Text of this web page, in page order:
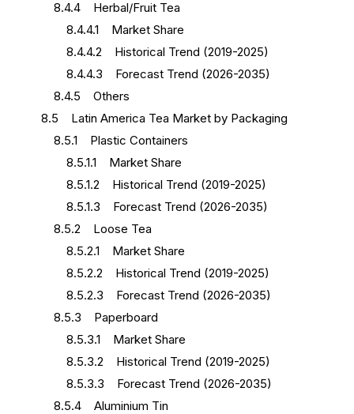
8.4.4 Herbal/Fruit Tea
8.4.4.1 Market Share
8.4.4.2 Historical Trend (2019-2025)
8.4.4.3 Forecast Trend (2026-2035)
8.4.5 Others
8.5 Latin America Tea Market by Packaging
8.5.1 Plastic Containers
8.5.1.1 Market Share
8.5.1.2 Historical Trend (2019-2025)
8.5.1.3 Forecast Trend (2026-2035)
8.5.2 Loose Tea
8.5.2.1 Market Share
8.5.2.2 Historical Trend (2019-2025)
8.5.2.3 Forecast Trend (2026-2035)
8.5.3 Paperboard
8.5.3.1 Market Share
8.5.3.2 Historical Trend (2019-2025)
8.5.3.3 Forecast Trend (2026-2035)
8.5.4 Aluminium Tin